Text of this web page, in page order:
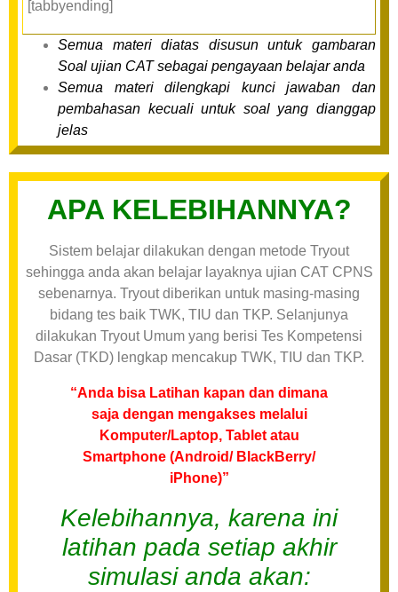
[tabbyending]
Semua materi diatas disusun untuk gambaran
Soal ujian CAT sebagai pengayaan belajar anda
Semua materi dilengkapi kunci jawaban dan
pembahasan kecuali untuk soal yang dianggap
jelas
APA KELEBIHANNYA?
Sistem belajar dilakukan dengan metode Tryout
sehingga anda akan belajar layaknya ujian CAT CPNS
sebenarnya. Tryout diberikan untuk masing-masing
bidang tes baik TWK, TIU dan TKP. Selanjunya
dilakukan Tryout Umum yang berisi Tes Kompetensi
Dasar (TKD) lengkap mencakup TWK, TIU dan TKP.
“Anda bisa Latihan kapan dan dimana
saja dengan mengakses melalui
Komputer/Laptop, Tablet atau
Smartphone (Android/ BlackBerry/
iPhone)”
Kelebihannya, karena ini
latihan pada setiap akhir
simulasi anda akan: